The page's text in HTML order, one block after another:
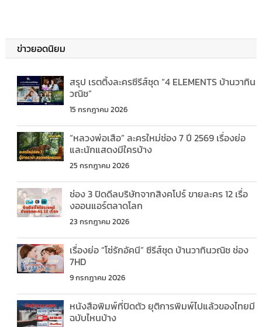
ข่าวยอดนิยม
สรุป เรตติ้งละครซีรีส์ชุด “4 ELEMENTS บ้านวาทิน
วณิช”
15 กรกฎาคม 2026
“หลวงพ่อเสือ” ละครใหม่ช่อง 7 ปี 2569 เรื่องย่อ
และนักแสดงมีใครบ้าง
25 กรกฎาคม 2026
ช่อง 3 ปิดดีลบริษัทจากสิงคโปร์ ขายละคร 12 เรื่อ
งออนแอร์ตลาดโลก
23 กรกฎาคม 2026
เรื่องย่อ “โซ่รักอัคนี” ซีรีส์ชุด บ้านวาทินวณิช ช่อง
7HD
9 กรกฎาคม 2026
หนังสือพิมพ์ที่ปิดตัว ยุติการพิมพ์ไปแล้วของไทยมี
ฉบับไหนบ้าง